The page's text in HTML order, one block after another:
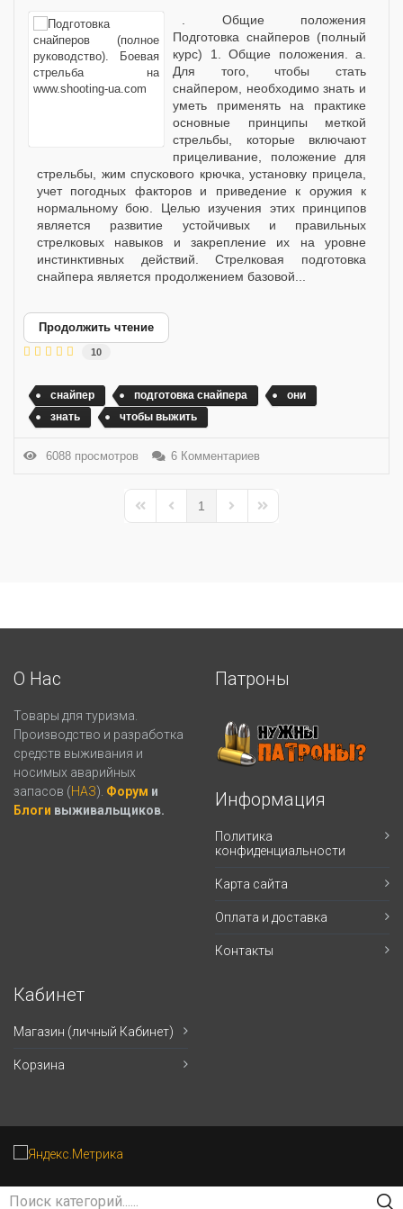
. Общие положения
Подготовка снайперов (полный
курс) 1. Общие положения. а.
Для того, чтобы стать
снайпером, необходимо знать и
уметь применять на практике
основные принципы меткой
стрельбы, которые включают
прицеливание, положение для
стрельбы, жим спускового крючка, установку прицела,
учет погодных факторов и приведение к оружия к
нормальному бою. Целью изучения этих принципов
является развитие устойчивых и правильных
стрелковых навыков и закрепление их на уровне
инстинктивных действий. Стрелковая подготовка
снайпера является продолжением базовой...
Продолжить чтение
10
снайпер подготовка снайпера
они
знать
чтобы выжить
6088 просмотров 6 Комментариев
First PagePrevious Page
1
Next PageLast Page
О Нас
Товары для туризма.
Производство и разработка
средств выживания и
носимых аварийных
запасов (НАЗ). Форум и
Блоги выживальщиков.
Патроны
Информация
Политика
конфиденциальности
Карта сайта
Оплата и доставка
Контакты
Кабинет
Магазин (личный Кабинет)
Корзина